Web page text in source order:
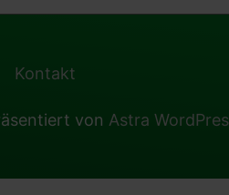
Kontakt
von Astra